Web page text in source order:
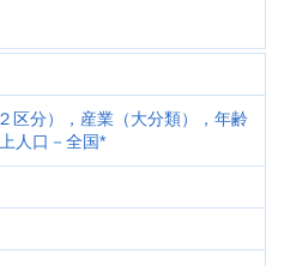
区分），産業（大分類），年齢
人口－全国*